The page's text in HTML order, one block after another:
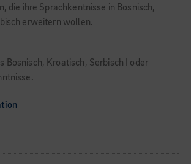
die ihre Sprachkentnisse in Bosnisch,
erweitern wollen.
Bosnisch, Kroatisch, Serbisch I oder